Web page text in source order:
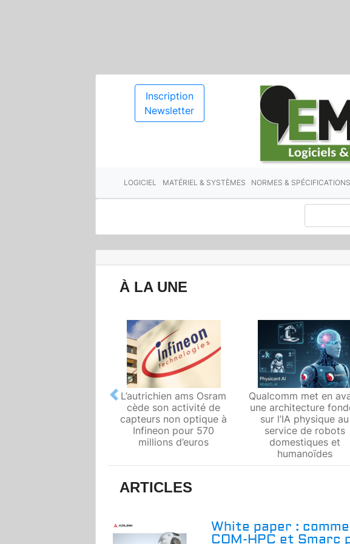
Inscription
Newsletter
LOGICIEL MATÉRIEL & SYSTÈMES NORMES & SPÉCIFICATIONS
À LA UNE
L’autrichien ams Osram
cède son activité de
capteurs non optique à
Infineon pour 570
millions d’euros
Qualcomm met en
une architecture
sur l’IA physique au
service de robots
domestiques et
humanoïdes
Previous
ARTICLES
White paper :
COM-HPC et Smarc